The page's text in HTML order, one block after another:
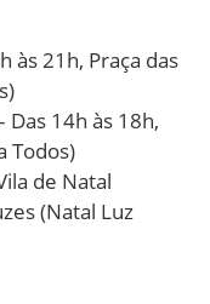
às 21h, Praça das
Das 14h às 18h,
Todos)
de Natal
(Natal Luz